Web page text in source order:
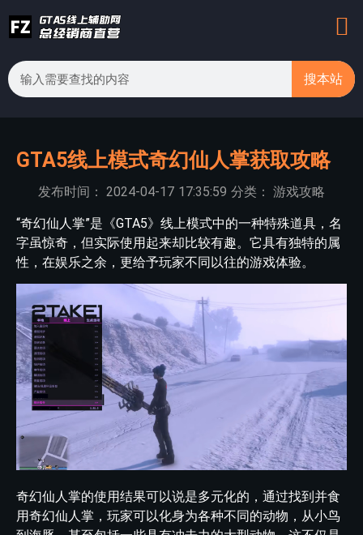
搜本站
GTA5线上模式奇幻仙人掌获取攻略
发布时间： 2024-04-17 17:35:59 分类： 游戏攻略
“奇幻仙人掌”是《GTA5》线上模式中的一种特殊道具，名
字虽惊奇，但实际使用起来却比较有趣。它具有独特的属
性，在娱乐之余，更给予玩家不同以往的游戏体验。
奇幻仙人掌的使用结果可以说是多元化的，通过找到并食
用奇幻仙人掌，玩家可以化身为各种不同的动物，从小鸟